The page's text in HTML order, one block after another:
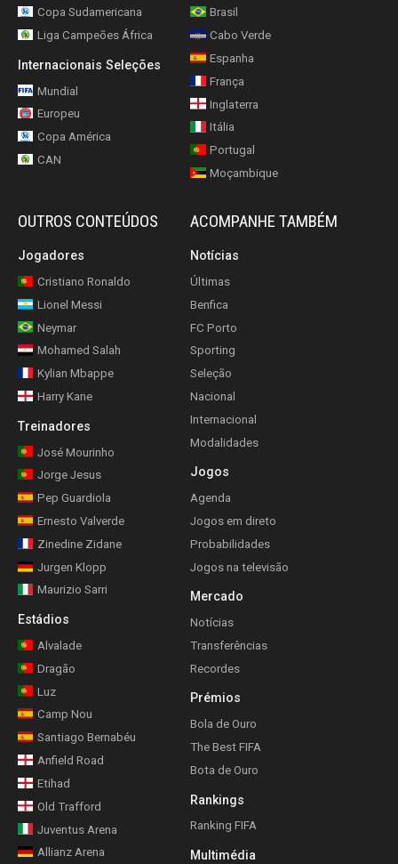
Copa Sudamericana
Liga Campeões África
Internacionais Seleções
Mundial
Europeu
Copa América
CAN
Brasil
Cabo Verde
Espanha
França
Inglaterra
Itália
Portugal
Moçambique
OUTROS CONTEÚDOS
Jogadores
Cristiano Ronaldo
Lionel Messi
Neymar
Mohamed Salah
Kylian Mbappe
Harry Kane
Treinadores
José Mourinho
Jorge Jesus
Pep Guardiola
Ernesto Valverde
Zinedine Zidane
Jurgen Klopp
Maurizio Sarri
Estádios
Alvalade
Dragão
Luz
Camp Nou
Santiago Bernabéu
Anfield Road
Etihad
Old Trafford
Juventus Arena
Allianz Arena
ACOMPANHE TAMBÉM
Notícias
Últimas
Benfica
FC Porto
Sporting
Seleção
Nacional
Internacional
Modalidades
Jogos
Agenda
Jogos em direto
Probabilidades
Jogos na televisão
Mercado
Notícias
Transferências
Recordes
Prémios
Bola de Ouro
The Best FIFA
Bota de Ouro
Rankings
Ranking FIFA
Multimédia